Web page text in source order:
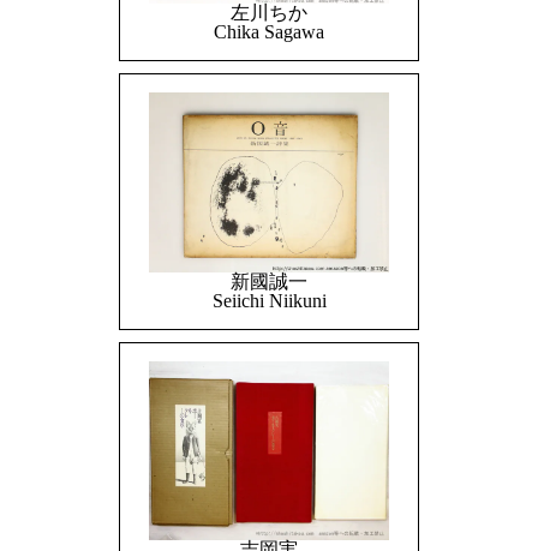
左川ちか
Chika Sagawa
新國誠一
Seiichi Niikuni